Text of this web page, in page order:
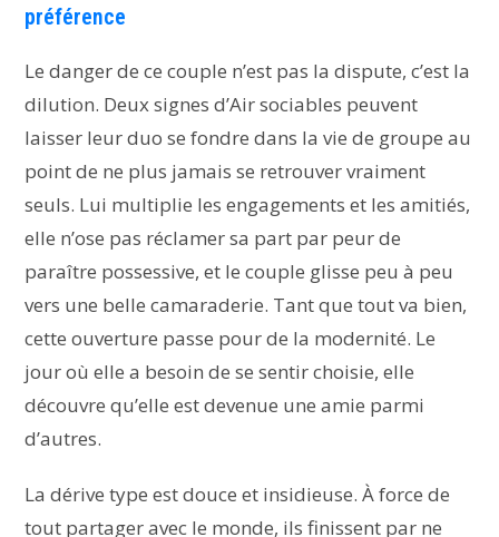
préférence
Le danger de ce couple n’est pas la dispute, c’est la
dilution. Deux signes d’Air sociables peuvent
laisser leur duo se fondre dans la vie de groupe au
point de ne plus jamais se retrouver vraiment
seuls. Lui multiplie les engagements et les amitiés,
elle n’ose pas réclamer sa part par peur de
paraître possessive, et le couple glisse peu à peu
vers une belle camaraderie. Tant que tout va bien,
cette ouverture passe pour de la modernité. Le
jour où elle a besoin de se sentir choisie, elle
découvre qu’elle est devenue une amie parmi
d’autres.
La dérive type est douce et insidieuse. À force de
tout partager avec le monde, ils finissent par ne